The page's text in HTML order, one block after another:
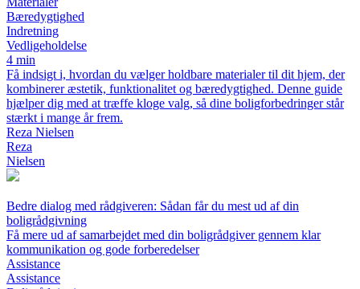
Bæredygtighed
Indretning
Vedligeholdelse
4 min
Få indsigt i, hvordan du vælger holdbare materialer til dit hjem, der
kombinerer æstetik, funktionalitet og bæredygtighed. Denne guide
hjælper dig med at træffe kloge valg, så dine boligforbedringer står
stærkt i mange år frem.
Reza Nielsen
Reza
Nielsen
Bedre dialog med rådgiveren: Sådan får du mest ud af din
boligrådgivning
Få mere ud af samarbejdet med din boligrådgiver gennem klar
kommunikation og gode forberedelser
Assistance
Assistance